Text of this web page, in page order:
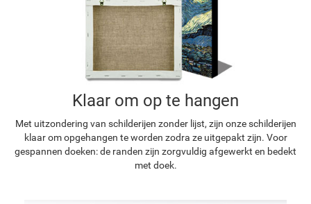
Klaar om op te hangen
Met uitzondering van schilderijen zonder lijst, zijn onze schilderijen
klaar om opgehangen te worden zodra ze uitgepakt zijn. Voor
gespannen doeken: de randen zijn zorgvuldig afgewerkt en bedekt
met doek.